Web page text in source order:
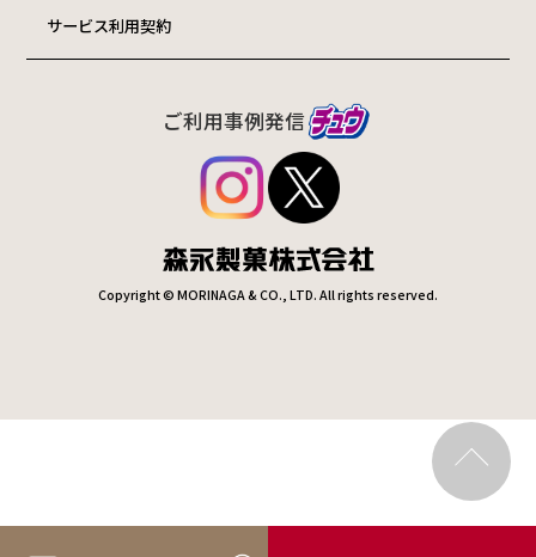
サービス利用契約
ご利用事例発信
Copyright © MORINAGA & CO., LTD. All rights reserved.